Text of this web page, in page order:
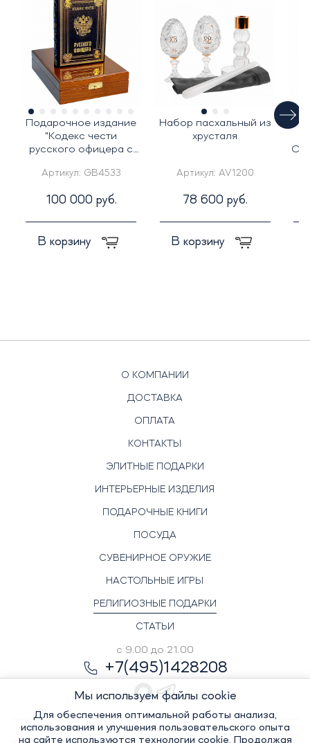
Подарочное издание
"Кодекс чести
русского офицера с
Победоносец"
Артикул: GB4533
100 000 руб.
В корзину
Набор пасхальный из
хрусталя
Артикул: AV1200
78 600 руб.
В корзину
О КОМПАНИИ
ДОСТАВКА
ОПЛАТА
КОНТАКТЫ
ЭЛИТНЫЕ ПОДАРКИ
ИНТЕРЬЕРНЫЕ ИЗДЕЛИЯ
ПОДАРОЧНЫЕ КНИГИ
ПОСУДА
СУВЕНИРНОЕ ОРУЖИЕ
НАСТОЛЬНЫЕ ИГРЫ
РЕЛИГИОЗНЫЕ ПОДАРКИ
СТАТЬИ
с 9.00 до 21.00
+7(495)1428208
Мы используем файлы cookie
Для обеспечения оптимальной работы анализа,
использования и улучшения пользовательского опыта
на сайте используются технологии cookie. Продолжая